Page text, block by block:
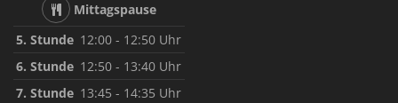
Mittagspause
5. Stunde 12:00 - 12:50 Uhr
6. Stunde 12:50 - 13:40 Uhr
7. Stunde 13:45 - 14:35 Uhr